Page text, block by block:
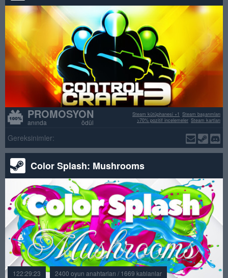
PROMOSYON
anında ödül
Steam başarımları
Steam kütüphanesi +1
Steam kartları
>70% pozitif incelemeler
Gereksinimler:
Color Splash: Mushrooms
122:29:23 2400 oyun anahtarları / 1669 katılanlar